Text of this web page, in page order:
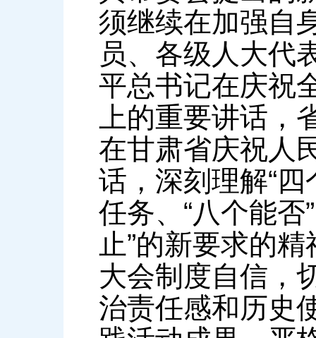
须继续在加强自
员、各级人大代
平总书记在庆祝
上的重要讲话
在甘肃省庆祝人
话，深刻理解“四
任务、“八个能否
止”的新要求的
大会制度自信，
治责任感和历史